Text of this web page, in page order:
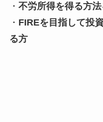
・ 不労所得を得る方
・ FIREを目指して投
る方